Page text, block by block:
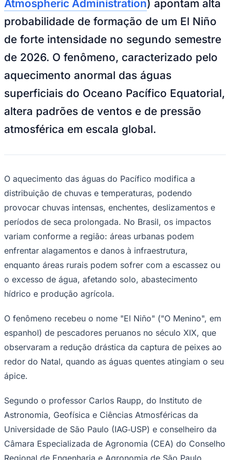
NBA
NFL
Fórmula 1
Tênis (ATP)
NHL
Vôlei
NBB
Brasileirão Série B
Copa América
Premier League
La Liga
Mundial 2026
Times - Ir direto
Atmospheric Administration) apontam alta
probabilidade de formação de um El Niño
de forte intensidade no segundo semestre
de 2026. O fenômeno, caracterizado pelo
aquecimento anormal das águas
superficiais do Oceano Pacífico Equatorial,
altera padrões de ventos e de pressão
atmosférica em escala global.
O aquecimento das águas do Pacífico modifica a
distribuição de chuvas e temperaturas, podendo
provocar chuvas intensas, enchentes, deslizamentos e
períodos de seca prolongada. No Brasil, os impactos
variam conforme a região: áreas urbanas podem
enfrentar alagamentos e danos à infraestrutura,
enquanto áreas rurais podem sofrer com a escassez ou
o excesso de água, afetando solo, abastecimento
hídrico e produção agrícola.
O fenômeno recebeu o nome "El Niño" ("O Menino", em
espanhol) de pescadores peruanos no século XIX, que
observaram a redução drástica da captura de peixes ao
redor do Natal, quando as águas quentes atingiam o seu
ápice.
Segundo o professor Carlos Raupp, do Instituto de
Astronomia, Geofísica e Ciências Atmosféricas da
Universidade de São Paulo (IAG‑USP) e conselheiro da
Câmara Especializada de Agronomia (CEA) do Conselho
Regional de Engenharia e Agronomia de São Paulo